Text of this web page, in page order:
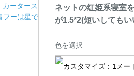
ネットの红姫系寝室
が1.5*2(短いしてもい
色を選択